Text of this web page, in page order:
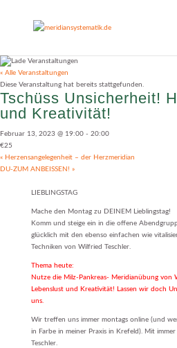
« Alle Veranstaltungen
Diese Veranstaltung hat bereits stattgefunden.
Tschüss Unsicherheit!
und Kreativität!
Februar 13, 2023 @ 19:00 - 20:00
€25
« Herzensangelegenheit – der Herzmeridian
DU-ZUM ANBEISSEN! »
LIEBLINGSTAG
Mache den Montag zu DEINEM Lieblingstag!
Komm und steige ein in die offene
glücklich mit den ebenso einfachen wie
Techniken von Wilfried Teschler.
Thema heute:
Nutze die Milz-Pankreas- Meridianübung von
Lebenslust und Kreativität! Lassen wir doch
uns.
Wir treffen uns immer montags online (und
in Farbe in meiner Praxis in Krefeld). Mit
Teschler.